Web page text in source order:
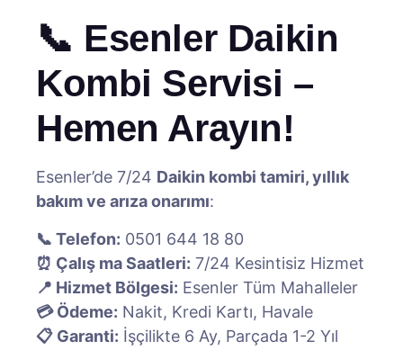
📞 Esenler Daikin
Kombi Servisi –
Hemen Arayın!
Esenler’de 7/24 Daikin kombi tamiri, yıllık
bakım ve arıza onarımı:
📞 Telefon: 0501 644 18 80
⏰ Çalış ma Saatleri: 7/24 Kesintisiz Hizmet
📍 Hizmet Bölgesi: Esenler Tüm Mahalleler
💳 Ödeme: Nakit, Kredi Kartı, Havale
📋 Garanti: İşçilikte 6 Ay, Parçada 1-2 Yıl